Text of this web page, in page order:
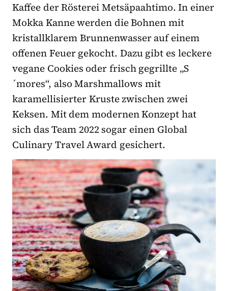
Kaffee der Rösterei Metsäpaahtimo. In einer
Mokka Kanne werden die Bohnen mit
kristallklarem Brunnenwasser auf einem
offenen Feuer gekocht. Dazu gibt es leckere
vegane Cookies oder frisch gegrillte „S
´mores“, also Marshmallows mit
karamellisierter Kruste zwischen zwei
Keksen. Mit dem modernen Konzept hat
sich das Team 2022 sogar einen Global
Culinary Travel Award gesichert.